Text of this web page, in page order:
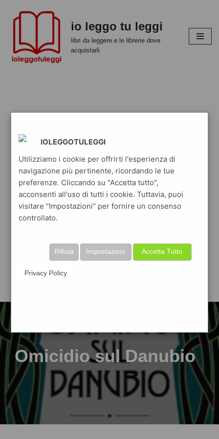
contenuto
io leggo tu leggi
libri da leggere e le librerie dove
acquistarli
Omicidio sul Danubio
IOLEGGOTULEGGI
Utilizziamo i cookie per offrirti l'esperienza di
navigazione più pertinente, ricordando le tue
preferenze. Cliccando su "Accetta tutto",
acconsenti all'uso di tutti i cookie. Tuttavia, puoi
visitare "Impostazioni" per fornire un consenso
controllato.
Accetta Tutto
Impostazioni
Rifiuta
Privacy Policy